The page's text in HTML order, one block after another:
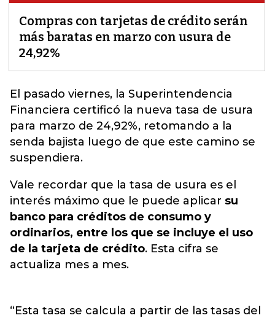
Compras con tarjetas de crédito serán
más baratas en marzo con usura de
24,92%
El pasado viernes, la Superintendencia
Financiera certificó la nueva tasa de usura
para marzo de 24,92%, retomando a la
senda bajista luego de que este camino se
suspendiera.
Vale recordar que la tasa de usura es el
interés máximo que le puede aplicar su
banco para créditos de consumo y
ordinarios, entre los que se incluye el uso
de la tarjeta de crédito. Esta cifra se
actualiza mes a mes.
“Esta tasa se calcula a partir de las tasas del